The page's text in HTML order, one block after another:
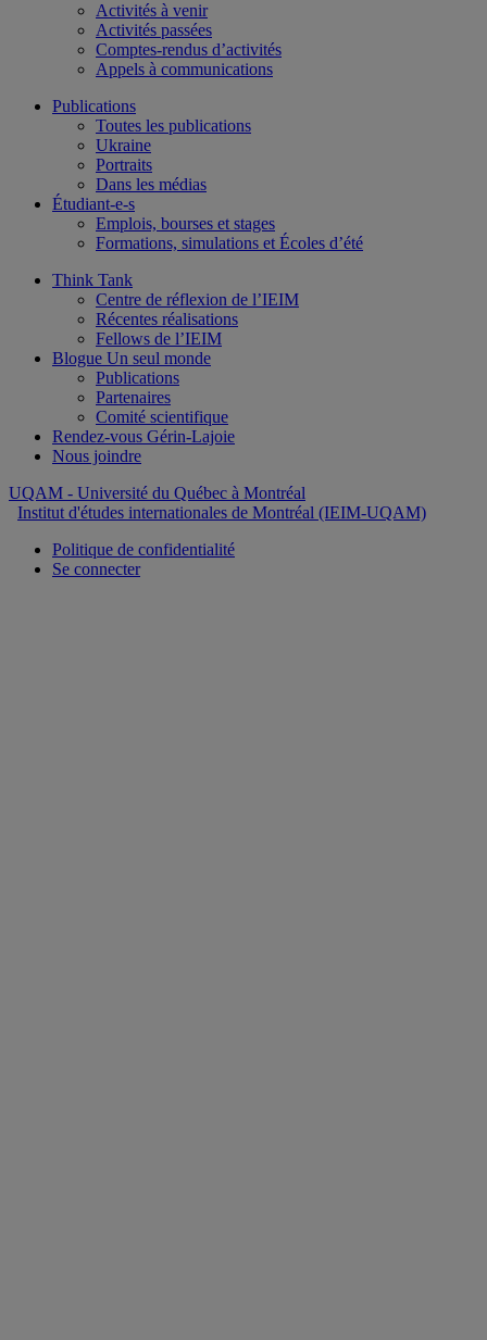
Activités à venir
Activités passées
Comptes-rendus d’activités
Appels à communications
Publications
Toutes les publications
Ukraine
Portraits
Dans les médias
Étudiant-e-s
Emplois, bourses et stages
Formations, simulations et Écoles d’été
Think Tank
Centre de réflexion de l’IEIM
Récentes réalisations
Fellows de l’IEIM
Blogue Un seul monde
Publications
Partenaires
Comité scientifique
Rendez-vous Gérin-Lajoie
Nous joindre
UQAM - Université du Québec à Montréal
Institut d'études internationales de Montréal (IEIM-UQAM)
Politique de confidentialité
Se connecter